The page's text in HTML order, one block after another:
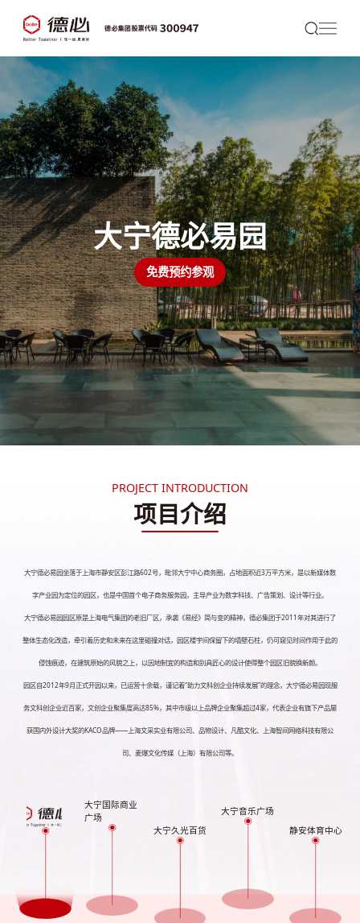
大宁德必易园
免费预约参观
PROJECT INTRODUCTION
项目介绍
大宁德必易园坐落于上海市静安区彭江路602号，毗邻大宁中心商务圈，占地面积近3万平方米，是以新媒体数
字产业园为定位的园区，也是中国首个电子商务服务园，主导产业为数字科技、广告策划、设计等行业。
大宁德必易园园区原是上海电气集团的老旧厂区，承袭《易经》简与变的精神，德必集团于2011年对其进行了
整体生态化改造，牵引着历史和未来在这里碰撞对话，园区楼宇间保留下的墙壁石柱，仍可窥见时间作用于此的
侵蚀痕迹，在建筑原始的风貌之上，以因地制宜的构造和别具匠心的设计使得整个园区旧貌换新颜。
园区自2012年9月正式开园以来，已运营十余载，谨记着“助力文科创企业持续发展”的理念，大宁德必易园现服
务文科创企业近百家，文创企业聚集度高达85%，其中市级以上品牌企业聚集超过4家，代表企业有旗下产品屡
获国内外设计大奖的KACO品牌——上海文采实业有限公司、品物设计、凡酷文化、上海智间网络科技有限公
司、麦爆文化传媒（上海）有限公司等。
大宁国际商业
广场
大宁久光百货
大宁音乐广场
静安体育中心